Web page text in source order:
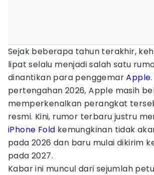
Sejak beberapa tahun terakhir,
lipat selalu menjadi salah satu
dinantikan para penggemarApple
pertengahan 2026, Apple masih
memperkenalkan perangkat
resmi. Kini, rumor terbaru justru
iPhone Fold kemungkinan tidak
pada 2026 dan baru mulai dikirim
pada 2027.
Kabar ini muncul dari sejumlah